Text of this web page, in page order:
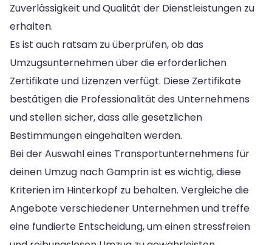
Zuverlässigkeit und Qualität der Dienstleistungen zu
erhalten.
Es ist auch ratsam zu überprüfen, ob das
Umzugsunternehmen über die erforderlichen
Zertifikate und Lizenzen verfügt. Diese Zertifikate
bestätigen die Professionalität des Unternehmens
und stellen sicher, dass alle gesetzlichen
Bestimmungen eingehalten werden.
Bei der Auswahl eines Transportunternehmens für
deinen Umzug nach Gamprin ist es wichtig, diese
Kriterien im Hinterkopf zu behalten. Vergleiche die
Angebote verschiedener Unternehmen und treffe
eine fundierte Entscheidung, um einen stressfreien